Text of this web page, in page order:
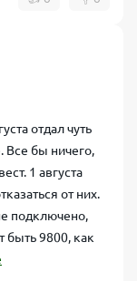
отдал чуть
Все бы ничего,
1 августа
от них.
подключено,
быть 9800, как